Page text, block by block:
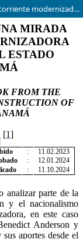
Nación y nacionalismo: una mirada desde la corriente modernizadora en la construcción del estado nacional en Panamá